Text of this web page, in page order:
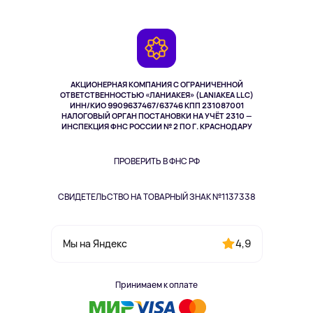
АКЦИОНЕРНАЯ КОМПАНИЯ С ОГРАНИЧЕННОЙ
ОТВЕТСТВЕННОСТЬЮ «ЛАНИАКЕЯ» (LANIAKEA LLC)
ИНН/КИО 9909637467/63746 КПП 231087001
НАЛОГОВЫЙ ОРГАН ПОСТАНОВКИ НА УЧЁТ 2310 —
ИНСПЕКЦИЯ ФНС РОССИИ № 2 ПО Г. КРАСНОДАРУ
ПРОВЕРИТЬ В ФНС РФ
СВИДЕТЕЛЬСТВО НА ТОВАРНЫЙ ЗНАК №1137338
Мы на Яндекс 4,9
Принимаем к оплате
Здоровье питомцев
Одежда и аксессуары